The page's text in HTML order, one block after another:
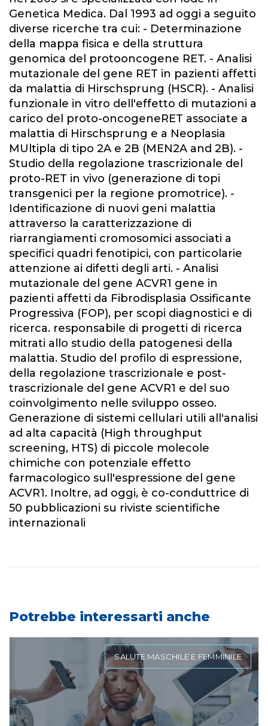
Genetica Medica. Dal 1993 ad oggi a seguito
diverse ricerche tra cui: - Determinazione
della mappa fisica e della struttura
genomica del protooncogene RET. - Analisi
mutazionale del gene RET in pazienti affetti
da malattia di Hirschsprung (HSCR). - Analisi
funzionale in vitro dell'effetto di mutazioni a
carico del proto-oncogeneRET associate a
malattia di Hirschsprung e a Neoplasia
MUltipla di tipo 2A e 2B (MEN2A and 2B). -
Studio della regolazione trascrizionale del
proto-RET in vivo (generazione di topi
transgenici per la regione promotrice). -
Identificazione di nuovi geni malattia
attraverso la caratterizzazione di
riarrangiamenti cromosomici associati a
specifici quadri fenotipici, con particolarie
attenzione ai difetti degli arti. - Analisi
mutazionale del gene ACVR1 gene in
pazienti affetti da Fibrodisplasia Ossificante
Progressiva (FOP), per scopi diagnostici e di
ricerca. responsabile di progetti di ricerca
mitrati allo studio della patogenesi della
malattia. Studio del profilo di espressione,
della regolazione trascrizionale e post-
trascrizionale del gene ACVR1 e del suo
coinvolgimento nelle sviluppo osseo.
Generazione di sistemi cellulari utili all'analisi
ad alta capacità (High throughput
screening, HTS) di piccole molecole
chimiche con potenziale effetto
farmacologico sull'espressione del gene
ACVR1. Inoltre, ad oggi, è co-conduttrice di
50 pubblicazioni su riviste scientifiche
internazionali
Potrebbe interessarti anche
SALUTE MASCHILE E FEMMINILE